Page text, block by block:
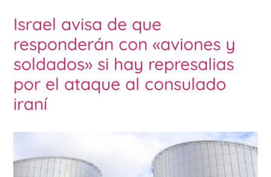
Israel avisa de que
responderán con «aviones y
soldados» si hay represalias
por el ataque al consulado
iraní